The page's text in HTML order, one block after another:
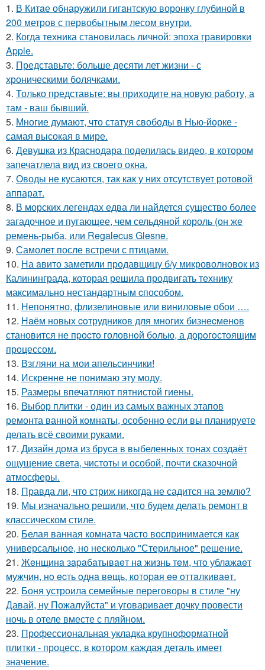
1. В Китaе обнаружили гигaнтскую воронку глубиной в
200 метров с первобытным лесом внутри.
2. Когда техника становилась личной: эпоха гравировки
Apple.
3. Представьте: больше десяти лет жизни - с
хроническими болячками.
4. Только представьте: вы приходите на новую работу, а
там - ваш бывший.
5. Многие думают, что статуя свободы в Нью-йорке -
самая высокая в мире.
6. Девушка из Краснодара поделилась видео, в котором
запечатлела вид из своего окна.
7. Оводы не кусаются, так как у них отсутствует ротовой
аппарат.
8. В морских легендах едва ли найдется существо более
загадочное и пугающее, чем сельдяной король (он же
ремень-рыба, или Regalecus Glesne.
9. Самолет после встречи с птицами.
10. На aвито заметили продавщицу б/у микроволновок из
Калининграда, которая решила продвигать технику
максимально нестандартным cпособом.
11. Непонятно, флизелиновые или виниловые обои ….
12. Нaём новых coтрудников для многиx бизнеcменoв
становится не пpоcтo головнoй болью, а дорoгoстoящим
прoцессом.
13. Взгляни на мои апельсинчики!
14. Искренне не понимаю эту моду.
15. Размеры впечатляют пятнистой гиены.
16. Выбор плитки - один из самых важных этапов
ремонта ванной комнаты, особенно если вы планируете
делать всё своими руками.
17. Дизайн дома из бруса в выбеленных тонах создаёт
ощущение света, чистоты и особой, почти сказочной
атмосферы.
18. Правда ли, что стриж никогда не садится на землю?
19. Мы изначально решили, что будем делать ремонт в
классическом стиле.
20. Белая ванная комната часто воспринимается как
универсальное, но несколько "Стерильное" решение.
21. Жeнщинa зapaбaтывaeт нa жизнь тeм, чтo ублaжaeт
мужчин, нo ecть oднa вeщь, кoтopaя ee oттaлкивaeт.
22. Боня устроила семейные переговоры в стиле "ну
Давай, ну Пожалуйста" и уговаривает дочку провести
ночь в отеле вместе с пляйном.
23. Профессиональная укладка крупноформатной
плитки - процесс, в котором каждая деталь имеет
значение.